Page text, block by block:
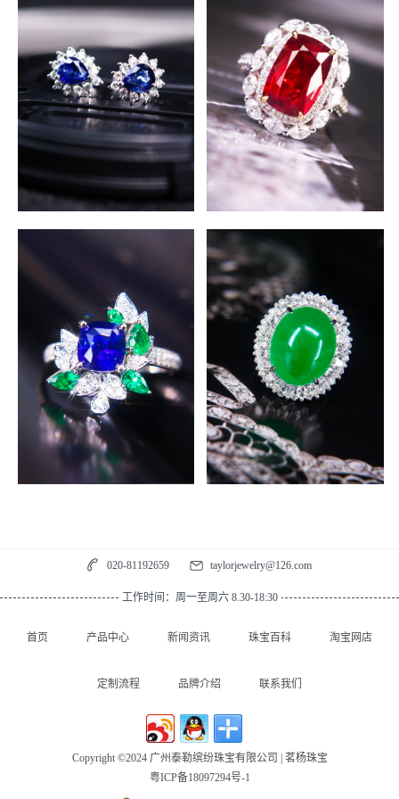
020-81192659 taylorjewelry@126.com
工作时间：周一至周六 8.30-18:30
首页 产品中心 新闻资讯 珠宝百科 淘宝网店
定制流程 品牌介绍 联系我们
Copyright ©2024 广州泰勒缤纷珠宝有限公司 | 茗杨珠宝
粤ICP备18097294号-1